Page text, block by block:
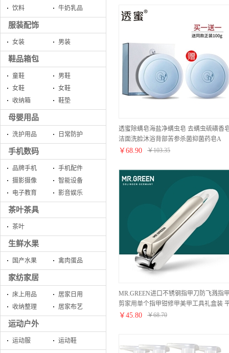
饮料
牛奶乳品
服装配饰
女装 男装
鞋品箱包
童鞋
男鞋
女鞋
女鞋
收纳箱
鞋垫
母婴用品
洗护用品 日常防护
手机数码
品牌手机
手机配件
摄影摄像
智能设备
电子教育
影音娱乐
茶叶茶具
茶叶
生鲜水果
国产水果 禽肉蛋品
家纺家居
床上用品
居家日用
收纳整理
居家布艺
运动户外
运动服 运动鞋
透蜜除螨皂海盐净螨虫皂 去螨虫硫磺香
洁面洗脸沐浴背部苦参杀菌抑菌药皂A
100g 赠同款除螨皂
￥ 68.90 ￥103.35
MR.GREEN进口不锈钢指甲刀防飞溅指
剪家用单个指甲钳修甲美甲工具礼盒装
口中号 Mr-1116plus
￥ 45.80 ￥68.70